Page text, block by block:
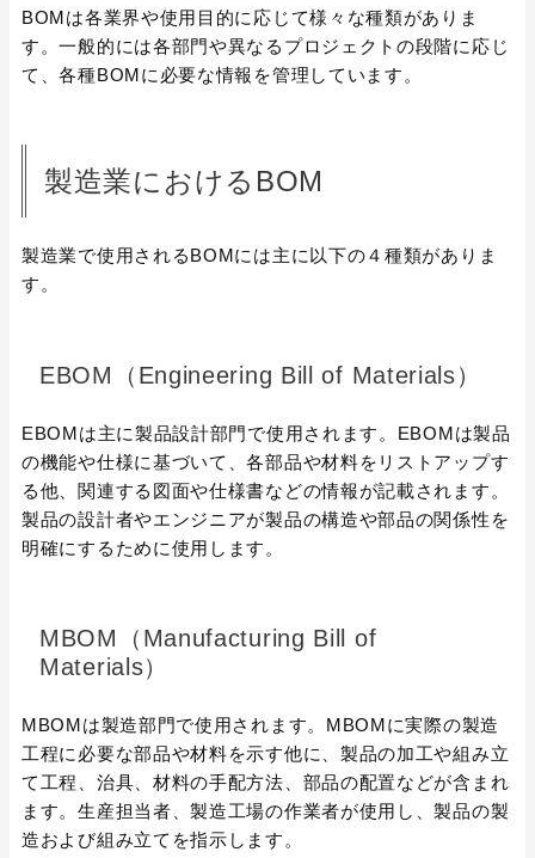
BOMは各業界や使用目的に応じて様々な種類がありま
す。一般的には各部門や異なるプロジェクトの段階に応じ
て、各種BOMに必要な情報を管理しています。
製造業におけるBOM
製造業で使用されるBOMには主に以下の４種類がありま
す。
EBOM（Engineering Bill of Materials）
EBOMは主に製品設計部門で使用されます。EBOMは製品
の機能や仕様に基づいて、各部品や材料をリストアップす
る他、関連する図面や仕様書などの情報が記載されます。
製品の設計者やエンジニアが製品の構造や部品の関係性を
明確にするために使用します。
MBOM（Manufacturing Bill of
Materials）
MBOMは製造部門で使用されます。MBOMに実際の製造
工程に必要な部品や材料を示す他に、製品の加工や組み立
て工程、治具、材料の手配方法、部品の配置などが含まれ
ます。生産担当者、製造工場の作業者が使用し、製品の製
造および組み立てを指示します。